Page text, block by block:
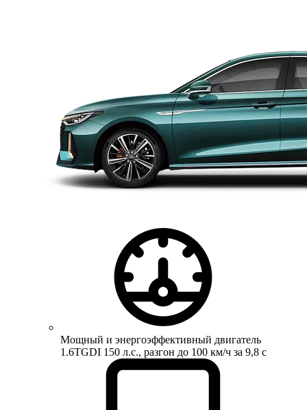
Мощный и энергоэффективный двигатель
1.6TGDI 150 л.с., разгон до 100 км/ч за 9,8 с